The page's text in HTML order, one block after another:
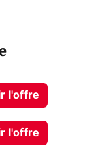
l'offre
l'offre